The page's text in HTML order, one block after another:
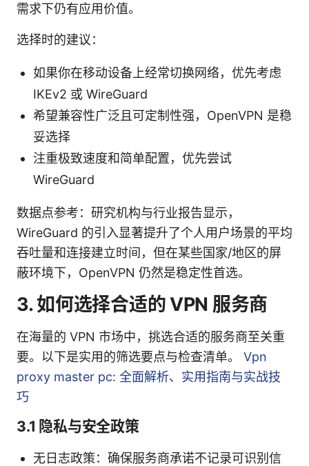
需求下仍有应用价值。
选择时的建议：
如果你在移动设备上经常切换网络，优先考虑
IKEv2 或 WireGuard
希望兼容性广泛且可定制性强，OpenVPN 是稳
妥选择
注重极致速度和简单配置，优先尝试
WireGuard
数据点参考：研究机构与行业报告显示，
WireGuard 的引入显著提升了个人用户场景的平均
吞吐量和连接建立时间，但在某些国家/地区的屏
蔽环境下，OpenVPN 仍然是稳定性首选。
3. 如何选择合适的 VPN 服务商
在海量的 VPN 市场中，挑选合适的服务商至关重
要。以下是实用的筛选要点与检查清单。 Vpn
proxy master pc: 全面解析、实用指南与实战技
巧
3.1 隐私与安全政策
无日志政策：确保服务商承诺不记录可识别信